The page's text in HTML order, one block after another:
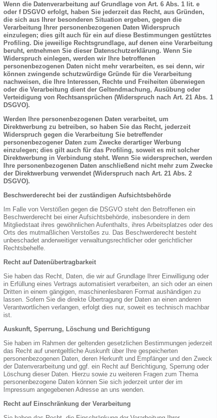
Wenn die Datenverarbeitung auf Grundlage von Art. 6 Abs. 1 lit. e
oder f DSGVO erfolgt, haben Sie jederzeit das Recht, aus Gründen,
die sich aus Ihrer besonderen Situation ergeben, gegen die
Verarbeitung Ihrer personenbezogenen Daten Widerspruch
einzulegen; dies gilt auch für ein auf diese Bestimmungen gestütztes
Profiling. Die jeweilige Rechtsgrundlage, auf denen eine Verarbeitung
beruht, entnehmen Sie dieser Datenschutzerklärung. Wenn Sie
Widerspruch einlegen, werden wir Ihre betroffenen
personenbezogenen Daten nicht mehr verarbeiten, es sei denn, wir
können zwingende schutzwürdige Gründe für die Verarbeitung
nachweisen, die Ihre Interessen, Rechte und Freiheiten überwiegen
oder die Verarbeitung dient der Geltendmachung, Ausübung oder
Verteidigung von Rechtsansprüchen (Widerspruch nach Art. 21 Abs. 1
DSGVO).
Werden Ihre personenbezogenen Daten verarbeitet, um
Direktwerbung zu betreiben, so haben Sie das Recht, jederzeit
Widerspruch gegen die Verarbeitung Sie betreffender
personenbezogener Daten zum Zwecke derartiger Werbung
einzulegen; dies gilt auch für das Profiling, soweit es mit solcher
Direktwerbung in Verbindung steht. Wenn Sie widersprechen, werden
Ihre personenbezogenen Daten anschließend nicht mehr zum Zwecke
der Direktwerbung verwendet (Widerspruch nach Art. 21 Abs. 2
DSGVO).
Beschwerderecht bei der zuständigen Aufsichtsbehörde
Im Falle von Verstößen gegen die DSGVO steht den Betroffenen ein
Beschwerderecht bei einer Aufsichtsbehörde, insbesondere in dem
Mitgliedstaat ihres gewöhnlichen Aufenthalts, ihres Arbeitsplatzes oder des
Orts des mutmaßlichen Verstoßes zu. Das Beschwerderecht besteht
unbeschadet anderweitiger verwaltungsrechtlicher oder gerichtlicher
Rechtsbehelfe.
Recht auf Datenübertragbarkeit
Sie haben das Recht, Daten, die wir auf Grundlage Ihrer Einwilligung oder
in Erfüllung eines Vertrags automatisiert verarbeiten, an sich oder an einen
Dritten in einem gängigen, maschinenlesbaren Format aushändigen zu
lassen. Sofern Sie die direkte Übertragung der Daten an einen anderen
Verantwortlichen verlangen, erfolgt dies nur, soweit es technisch machbar
ist.
Auskunft, Sperrung, Löschung und Berichtigung
Sie haben im Rahmen der geltenden gesetzlichen Bestimmungen jederzeit
das Recht auf unentgeltliche Auskunft über Ihre gespeicherten
personenbezogenen Daten, deren Herkunft und Empfänger und den Zweck
der Datenverarbeitung und ggf. ein Recht auf Berichtigung, Sperrung oder
Löschung dieser Daten. Hierzu sowie zu weiteren Fragen zum Thema
personenbezogene Daten können Sie sich jederzeit unter der im
Impressum angegebenen Adresse an uns wenden.
Recht auf Einschränkung der Verarbeitung